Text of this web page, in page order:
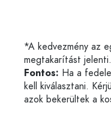
*A kedvezmény az
megtakarítást jelenti.
Fontos: Ha a
kell kiválasztani.
azok bekerültek a